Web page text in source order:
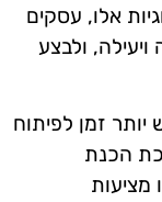
אלו, עסקים
ולבצע
יותר זמן לפיתוח
הכנת
מציעות